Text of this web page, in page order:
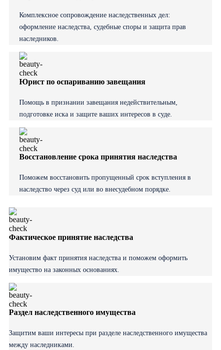
Комплексное сопровождение наследственных дел:
оформление наследства, судебные споры и защита прав
наследников.
Юрист по оспариванию завещания
Помощь в признании завещания недействительным,
подготовке иска и защите ваших интересов в суде.
Восстановление срока принятия наследства
Поможем восстановить пропущенный срок вступления в
наследство через суд или во внесудебном порядке.
Фактическое принятие наследства
Установим факт принятия наследства и поможем оформить
имущество на законных основаниях.
Раздел наследственного имущества
Защитим ваши интересы при разделе наследственного имущества
между наследниками.